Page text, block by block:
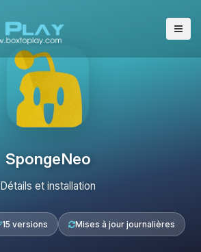
SpongeNeo
Détails et installation
15 versions Mises à jour journalières